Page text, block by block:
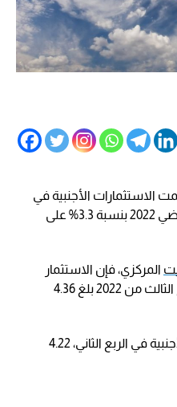
الاستثمارات الأجنبية في
الكويت للربع الثالث من العام الماضي 2022 بنسبة 3.3% على
المركزي، فإن الاستثمار
الأجنبي المباشر في الكويت بالربع الثالث من 2022 بلغ 4.36
في حين كان حجم الاستثمارات الأجنبية في الربع الثاني، 4.22